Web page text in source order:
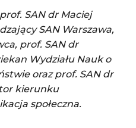
SAN dr Maciej
SAN Warszawa,
prof. SAN dr
Wydziału Nauk o
oraz prof. SAN dr
kierunku
społeczna.